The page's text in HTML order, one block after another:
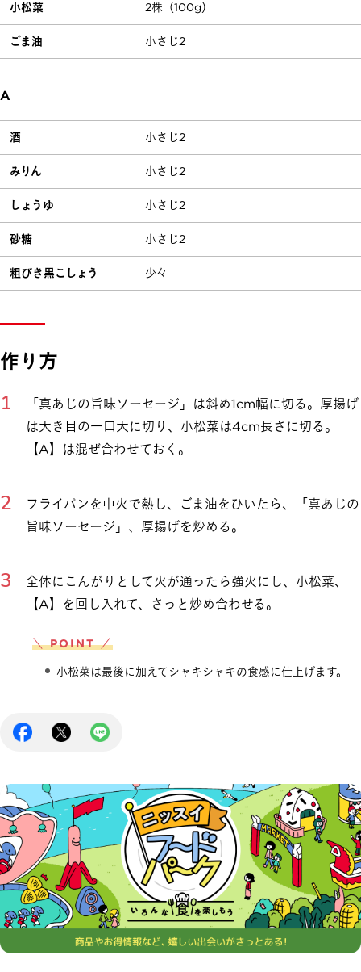
小松菜 2株（100g）
ごま油 小さじ2
A
酒 小さじ2
みりん 小さじ2
しょうゆ 小さじ2
砂糖 小さじ2
粗びき黒こしょう 少々
作り方
「真あじの旨味ソーセージ」は斜め1cm幅に切る。厚揚げ
は大き目の一口大に切り、小松菜は4cm長さに切る。
【A】は混ぜ合わせておく。
フライパンを中火で熱し、ごま油をひいたら、「真あじの
旨味ソーセージ」、厚揚げを炒める。
全体にこんがりとして火が通ったら強火にし、小松菜、
【A】を回し入れて、さっと炒め合わせる。
＼ POINT ／
小松菜は最後に加えてシャキシャキの食感に仕上げます。